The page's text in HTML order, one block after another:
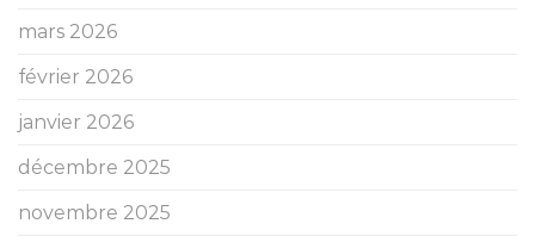
mars 2026
février 2026
janvier 2026
décembre 2025
novembre 2025